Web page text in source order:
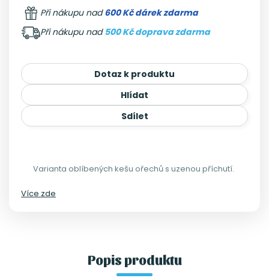
Při nákupu nad600 Kč dárek zdarma
Při nákupu nad 500 Kč doprava zdarma
Dotaz k produktu
Hlídat
Sdílet
Varianta oblíbených kešu ořechů s uzenou příchutí.
Více zde
Popis produktu